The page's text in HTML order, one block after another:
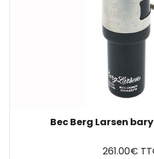
Bec Berg Larsen
261.00€